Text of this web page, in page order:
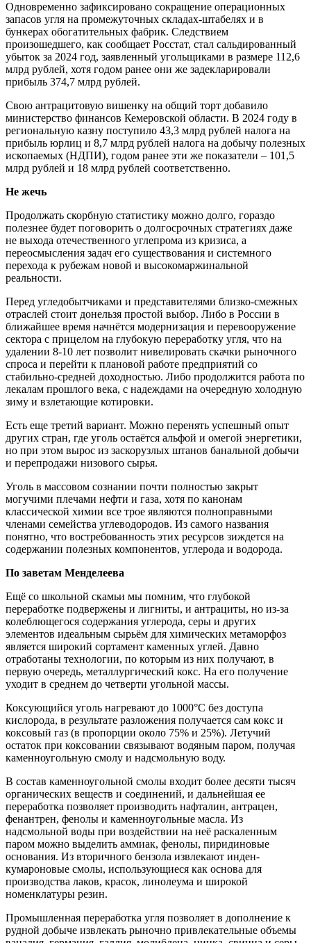
Одновременно зафиксировано сокращение операционных
запасов угля на промежуточных складах-штабелях и в
бункерах обогатительных фабрик. Следствием
произошедшего, как сообщает Росстат, стал сальдированный
убыток за 2024 год, заявленный угольщиками в размере 112,6
млрд рублей, хотя годом ранее они же задекларировали
прибыль 374,7 млрд рублей.
Свою антрацитовую вишенку на общий торт добавило
министерство финансов Кемеровской области. В 2024 году в
региональную казну поступило 43,3 млрд рублей налога на
прибыль юрлиц и 8,7 млрд рублей налога на добычу полезных
ископаемых (НДПИ), годом ранее эти же показатели – 101,5
млрд рублей и 18 млрд рублей соответственно.
Не жечь
Продолжать скорбную статистику можно долго, гораздо
полезнее будет поговорить о долгосрочных стратегиях даже
не выхода отечественного углепрома из кризиса, а
переосмысления задач его существования и системного
перехода к рубежам новой и высокомаржинальной
реальности.
Перед угледобытчиками и представителями близко-смежных
отраслей стоит донельзя простой выбор. Либо в России в
ближайшее время начнётся модернизация и перевооружение
сектора с прицелом на глубокую переработку угля, что на
удалении 8-10 лет позволит нивелировать скачки рыночного
спроса и перейти к плановой работе предприятий со
стабильно-средней доходностью. Либо продолжится работа по
лекалам прошлого века, с надеждами на очередную холодную
зиму и взлетающие котировки.
Есть еще третий вариант. Можно перенять успешный опыт
других стран, где уголь остаётся альфой и омегой энергетики,
но при этом вырос из заскорузлых штанов банальной добычи
и перепродажи низового сырья.
Уголь в массовом сознании почти полностью закрыт
могучими плечами нефти и газа, хотя по канонам
классической химии все трое являются полноправными
членами семейства углеводородов. Из самого названия
понятно, что востребованность этих ресурсов зиждется на
содержании полезных компонентов, углерода и водорода.
По заветам Менделеева
Ещё со школьной скамьи мы помним, что глубокой
переработке подвержены и лигниты, и антрациты, но из-за
колеблющегося содержания углерода, серы и других
элементов идеальным сырьём для химических метаморфоз
является широкий сортамент каменных углей. Давно
отработаны технологии, по которым из них получают, в
первую очередь, металлургический кокс. На его получение
уходит в среднем до четверти угольной массы.
Коксующийся уголь нагревают до 1000°С без доступа
кислорода, в результате разложения получается сам кокс и
коксовый газ (в пропорции около 75% и 25%). Летучий
остаток при коксовании связывают водяным паром, получая
каменноугольную смолу и надсмольную воду.
В состав каменноугольной смолы входит более десяти тысяч
органических веществ и соединений, и дальнейшая ее
переработка позволяет производить нафталин, антрацен,
фенантрен, фенолы и каменноугольные масла. Из
надсмольной воды при воздействии на неё раскаленным
паром можно выделить аммиак, фенолы, пиридиновые
основания. Из вторичного бензола извлекают инден-
кумароновые смолы, использующиеся как основа для
производства лаков, красок, линолеума и широкой
номенклатуры резин.
Промышленная переработка угля позволяет в дополнение к
рудной добыче извлекать рыночно привлекательные объемы